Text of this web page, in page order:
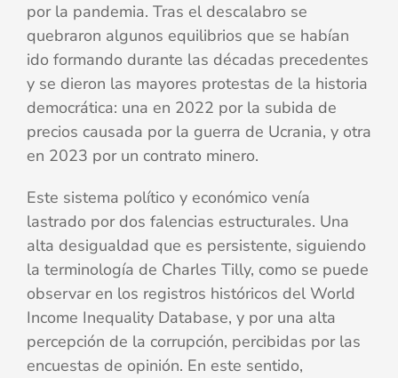
por la pandemia. Tras el descalabro se
quebraron algunos equilibrios que se habían
ido formando durante las décadas precedentes
y se dieron las mayores protestas de la historia
democrática: una en 2022 por la subida de
precios causada por la guerra de Ucrania, y otra
en 2023 por un contrato minero.
Este sistema político y económico venía
lastrado por dos falencias estructurales. Una
alta desigualdad que es persistente, siguiendo
la terminología de Charles Tilly, como se puede
observar en los registros históricos del World
Income Inequality Database, y por una alta
percepción de la corrupción, percibidas por las
encuestas de opinión. En este sentido,